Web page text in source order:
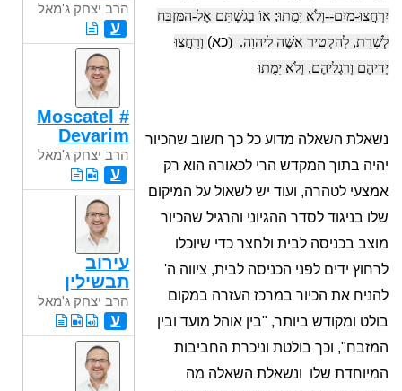
יִרְחֲצוּ-מַיִם--וְלֹא יָמֻתוּ; אוֹ בְגִשְׁתָּם אֶל-הַמִּזְבֵּחַ
לְשָׁרֵת, לְהַקְטִיר אִשֶּׁה לַיהוָה. (כא) וְרָחֲצוּ
יְדֵיהֶם וְרַגְלֵיהֶם, וְלֹא יָמֻתוּ
נשאלת השאלה מדוע כל כך חשוב שהכיור
יהיה בתוך המקדש הרי לכאורה הוא רק
אמצעי לטהרה, ועוד יש לשאול על המיקום
שלו בניגוד לסדר ההגיוני והרגיל שהכיור
מוצב בכניסה לבית ולחצר כדי שיוכלו
לרחוץ ידים לפני הכניסה לבית, ציווה ה'
להניח את הכיור במרכז העזרה במקום
בולט ומקודש ביותר, "בין אוהל מועד ובין
המזבח", וכך בולטת וניכרת החביבות
המיוחדת שלו ונשאלת השאלה מה
הרב יצחק ג'מאל
ע
Moscatel #
Devarim
הרב יצחק ג'מאל
ע
עירוב
תבשילין
הרב יצחק ג'מאל
ע